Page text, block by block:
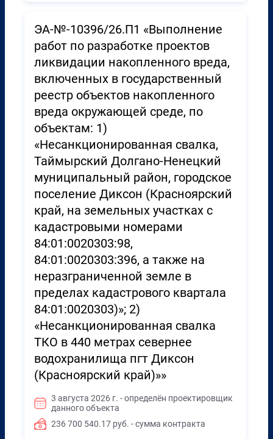
ЭА-№-10396/26.П1 «Выполнение
работ по разработке проектов
ликвидации накопленного вреда,
включенных в государственный
реестр объектов накопленного
вреда окружающей среде, по
объектам: 1)
«Несанкционированная свалка,
Таймырский Долгано-Ненецкий
муниципальный район, городское
поселение Диксон (Красноярский
край, на земельных участках с
кадастровыми номерами
84:01:0020303:98,
84:01:0020303:396, а также на
неразграниченной земле в
пределах кадастрового квартала
84:01:0020303)»; 2)
«Несанкционированная свалка
ТКО в 440 метрах севернее
водохранилища пгт Диксон
(Красноярский край)»»
3 августа 2026 г. - определён проектировщик
данного объекта
236 700 540.17 руб. - сумма контракта